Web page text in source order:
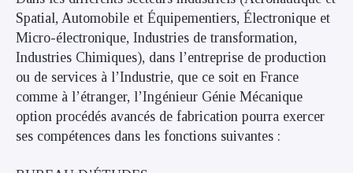
Spatial, Automobile et Équipementiers, Électronique et
Micro-électronique, Industries de transformation,
Industries Chimiques), dans l’entreprise de production
ou de services à l’Industrie, que ce soit en France
comme à l’étranger, l’Ingénieur Génie Mécanique
option procédés avancés de fabrication pourra exercer
ses compétences dans les fonctions suivantes :